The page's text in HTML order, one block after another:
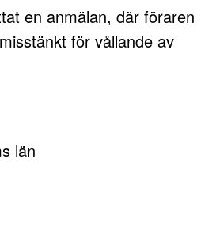
en anmälan, där föraren
för vållande av
län